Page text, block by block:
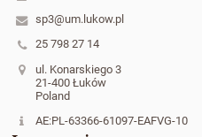
sp3@um.lukow.pl
25 798 27 14
ul. Konarskiego 3
21-400 Łuków
Poland
AE:PL-63366-61097-EAFVG-10